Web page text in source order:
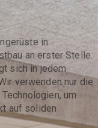
in
an erster Stelle.
sich in jedem
verwenden nur die
um
auf soliden